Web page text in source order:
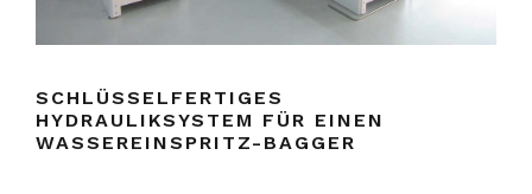
SCHLÜSSELFERTIGES
HYDRAULIKSYSTEM FÜR EINEN
WASSEREINSPRITZ-BAGGER